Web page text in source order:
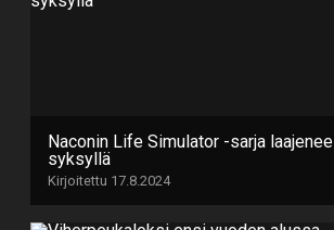
Naconin Life Simulator -sarja laajenee
syksyllä
Kirjoitettu 17.8.2024